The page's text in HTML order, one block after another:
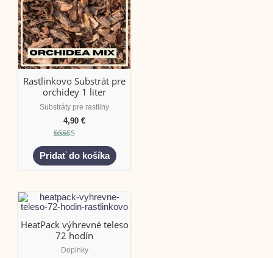
Rastlinkovo Substrát pre
orchidey 1 liter
Substráty pre rastliny
4,90€
Hodnotenie
5.00
z 5
Pridať do košíka
HeatPack výhrevné teleso
72 hodín
Doplnky